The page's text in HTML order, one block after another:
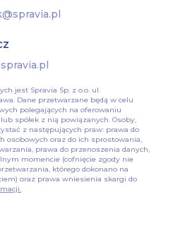
jest Spravia Sp. z o.o. ul.
Dane przetwarzane będą w celu
polegających na oferowaniu
spółek z nią powiązanych. Osoby,
z następujących praw: prawa do
osobowych oraz do ich sprostowania,
prawa do przenoszenia danych,
momencie (cofnięcie zgody nie
którego dokonano na
oraz prawa wniesienia skargi do